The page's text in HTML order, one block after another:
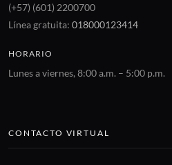
(+57) (601) 2200700
Línea gratuita: 018000123414
HORARIO
Lunes a viernes, 8:00 a.m. – 5:00 p.m.
CONTACTO VIRTUAL